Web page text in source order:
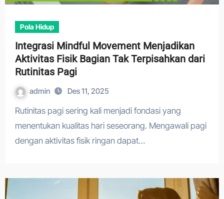
Pola Hidup
Integrasi Mindful Movement Menjadikan
Aktivitas Fisik Bagian Tak Terpisahkan dari
Rutinitas Pagi
admin Des 11, 2025
Rutinitas pagi sering kali menjadi fondasi yang
menentukan kualitas hari seseorang. Mengawali pagi
dengan aktivitas fisik ringan dapat…